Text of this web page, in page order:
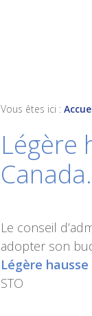
Vous êtes ici :
Légère
Le conseil
adopter son
Légère
STO